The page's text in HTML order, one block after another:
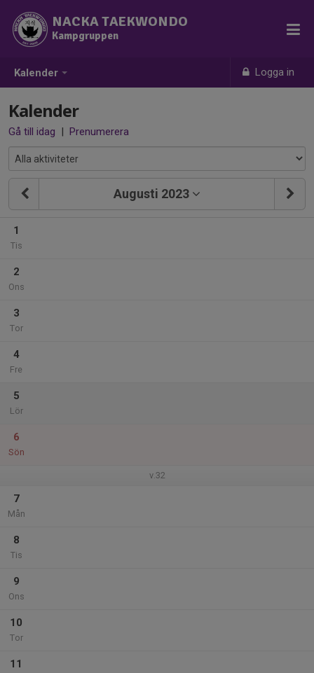
Kalender Logga in
NACKA TAEKWONDO
Kampgruppen
Kalender
Gå till idag | Prenumerera
Augusti 2023
1
Tis
2
Ons
3
Tor
4
Fre
5
Lör
6
Sön
v.32
7
Mån
8
Tis
9
Ons
10
Tor
11